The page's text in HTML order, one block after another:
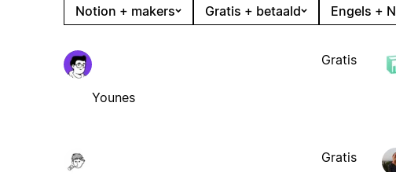
Notion + makers Gratis + betaald Engels +
Younes
Gratis
Gratis